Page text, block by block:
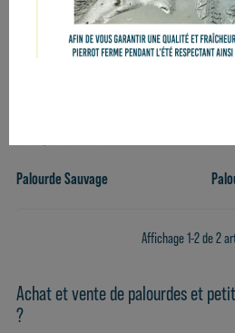
Palourde Sauvage
Affichage 1-2 de 2
Achat et vente de palourdes et
?